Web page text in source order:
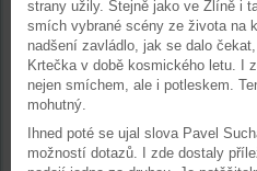
strany užily. Stejně jako ve Zlíně i
smích vybrané scény ze života na
nadšení zavládlo, jak se dalo
Krtečka v době kosmického letu. I
nejen smíchem, ale i potleskem.
mohutný.
Ihned poté se ujal slova Pavel
možností dotazů. I zde dostaly